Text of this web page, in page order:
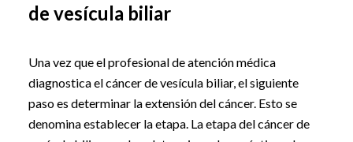
de vesícula biliar
Una vez que el profesional de atención médica
diagnostica el cáncer de vesícula biliar, el siguiente
paso es determinar la extensión del cáncer. Esto se
denomina establecer la etapa. La etapa del cáncer de